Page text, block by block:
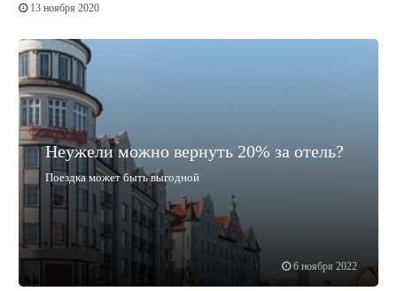
13 ноября 2020
Неужели можно вернуть 20% за отель?
Поездка может быть выгодной
6 ноября 2022